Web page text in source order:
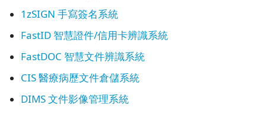
1zSIGN 手寫簽名系統
FastID 智慧證件/信用卡辨識系統
FastDOC 智慧文件辨識系統
CIS 醫療病歷文件倉儲系統
DIMS 文件影像管理系統